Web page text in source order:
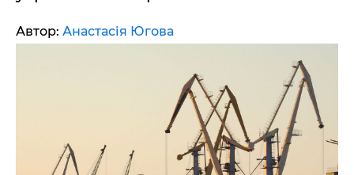
Автор: Анастасія Югова